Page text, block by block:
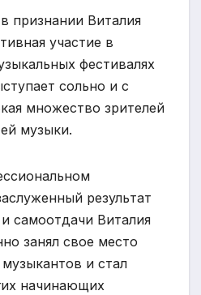
признании Виталия
участие в
фестивалях
сольно и с
множество зрителей
музыки.
результат
самоотдачи Виталия
занял свое место
и стал
начинающих